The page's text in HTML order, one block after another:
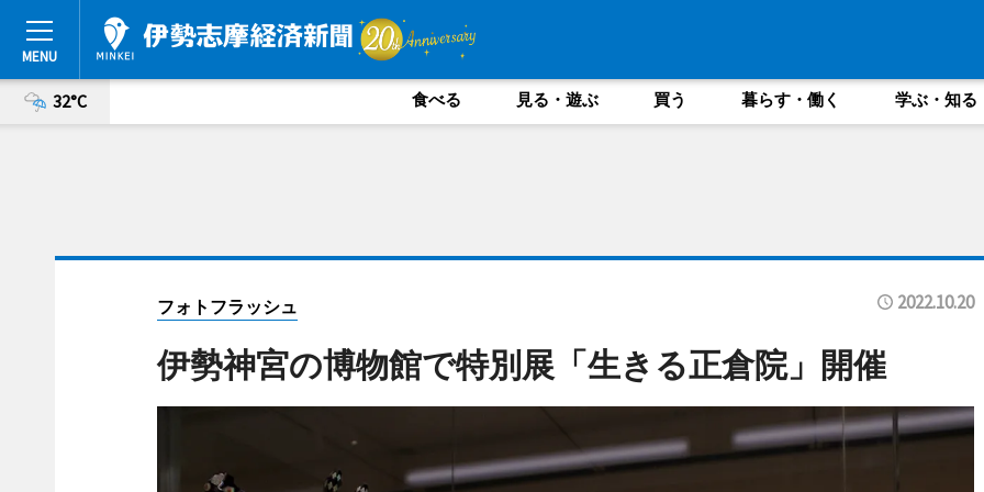
32°C 食べる 見る・遊ぶ 買う 暮らす・働く 学ぶ・知る
フォトフラッシュ 2022.10.20
伊勢神宮の博物館で特別展「生きる正倉院」開催